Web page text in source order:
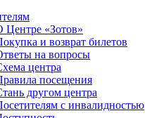
Центре «Зотов»
и возврат билетов
на вопросы
центра
посещения
другом центра
с инвалидностью